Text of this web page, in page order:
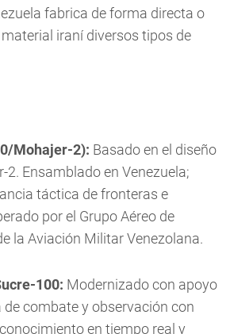
fabrica de forma directa o
iraní diversos tipos de
Mohajer-2): Basado en el diseño
2. Ensamblado en Venezuela;
táctica de fronteras e
por el Grupo Aéreo de
la Aviación Militar Venezolana.
100: Modernizado con apoyo
de combate y observación con
en tiempo real y